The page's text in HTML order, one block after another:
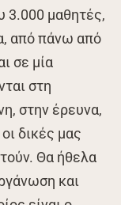
3.000 μαθητές,
από πάνω από
σε μία
στη
στην έρευνα,
δικές μας
Θα ήθελα
και